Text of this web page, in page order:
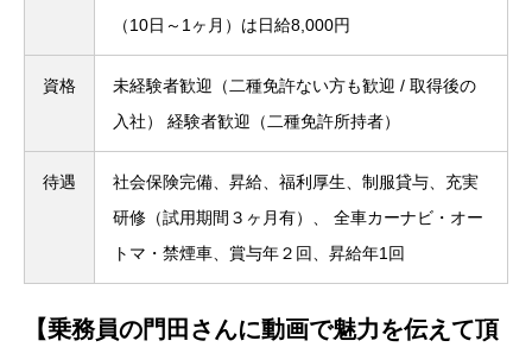
（10日～1ヶ月）は日給8,000円
資格
未経験者歓迎（二種免許ない方も歓迎 / 取得後の
入社）
経験者歓迎（二種免許所持者）
待遇
社会保険完備、昇給、福利厚生、制服貸与、充実
研修（試用期間３ヶ月有）、
全車カーナビ・オー
トマ・禁煙車、賞与年２回、昇給年1回
【乗務員の門田さんに動画で魅力を伝えて頂